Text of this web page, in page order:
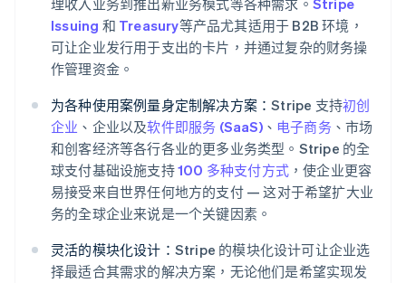
理收入业务到推出新业务模式等各种需求。 Stripe
Issuing 和 Treasury等产品尤其适用于 B2B 环境，
可让企业发行用于支出的卡片，并通过复杂的财务操
作管理资金。
为各种使用案例量身定制解决方案：Stripe 支持初创
企业 、企业以及软件即服务 (SaaS)、 电子商务 、市场
和创客经济等各行各业的更多业务类型。Stripe 的全
球支付基础设施支持100 多种支付方式 ，使企业更容
易接受来自世界任何地方的支付 — 这对于希望扩大业
务的全球企业来说是一个关键因素。
灵活的模块化设计： Stripe 的模块化设计可让企业选
择最适合其需求的解决方案，无论他们是希望实现发